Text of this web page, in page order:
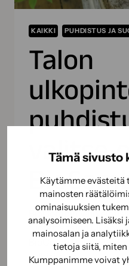
Tämä sivusto
Käytämme evästeitä
mainosten
ominaisuuksien
analysoimiseen. Lisäksi
mainosalan ja
tietoja siitä,
Kumppanimme voivat
KAIKKI PUHDISTUS JA
Talon
valitse
BioCombin
tuotetta talon
BioComb Puhdas
Julkisivu…